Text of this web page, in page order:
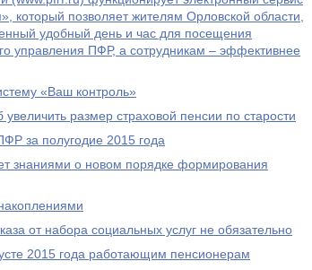
который позволяет жителям Орловской области,
удобный день и час для посещения
управления ПФР, а сотрудникам – эффективнее
«Ваш контроль»
размер страховой пенсии по старости
за полугодие 2015 года
знаниями о новом порядке формирования
от набора социальных услуг не обязательно
2015 года работающим пенсионерам